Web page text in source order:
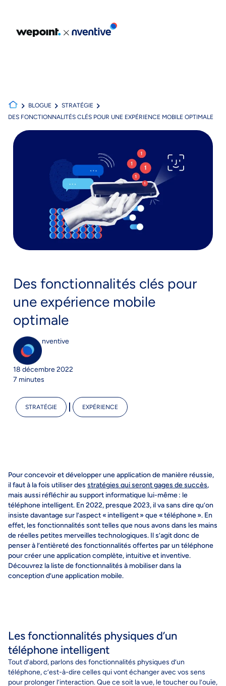
Explorer nos expertises
Blogue
BLOGUE
STRATÉGIE
DES FONCTIONNALITÉS CLÉS POUR UNE EXPÉRIENCE MOBILE OPTIMALE
Des fonctionnalités clés pour
une expérience mobile
optimale
nventive
18 décembre 2022
7 minutes
STRATÉGIE EXPÉRIENCE
Pour concevoir et développer une application de manière réussie,
il faut à la fois utiliser des stratégies qui seront gages de succès,
mais aussi réfléchir au support informatique lui-même : le
téléphone intelligent. En 2022, presque 2023, il va sans dire qu’on
insiste davantage sur l’aspect « intelligent » que « téléphone ». En
effet, les fonctionnalités sont telles que nous avons dans les mains
de réelles petites merveilles technologiques. Il s’agit donc de
penser à l’entièreté des fonctionnalités offertes par un téléphone
pour créer une application complète, intuitive et inventive.
Découvrez la liste de fonctionnalités à mobiliser dans la
conception d’une application mobile.
Les fonctionnalités physiques d’un
téléphone intelligent
Tout d’abord, parlons des fonctionnalités physiques d’un
téléphone, c’est-à-dire celles qui vont échanger avec vos sens
pour prolonger l’interaction. Que ce soit la vue, le toucher ou l’ouïe,